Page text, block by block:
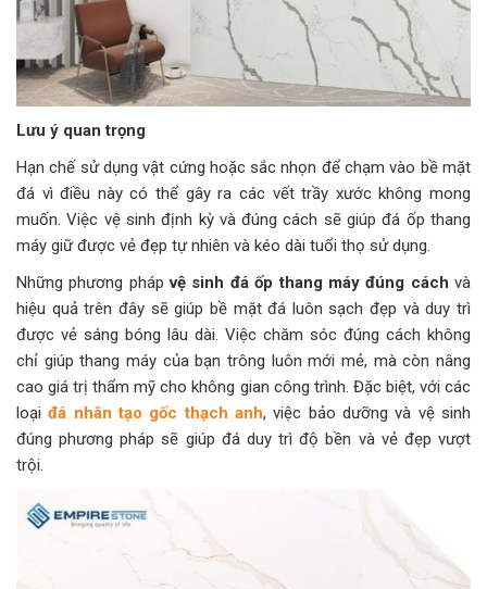
Lưu ý quan trọng
Hạn chế sử dụng vật cứng hoặc sắc nhọn để chạm vào bề mặt
đá vì điều này có thể gây ra các vết trầy xước không mong
muốn. Việc vệ sinh định kỳ và đúng cách sẽ giúp đá ốp thang
máy giữ được vẻ đẹp tự nhiên và kéo dài tuổi thọ sử dụng.
Những phương phápvệ sinh đá ốp thang máy đúng cách và
hiệu quả trên đây sẽ giúp bề mặt đá luôn sạch đẹp và duy trì
được vẻ sáng bóng lâu dài. Việc chăm sóc đúng cách không
chỉ giúp thang máy của bạn trông luôn mới mẻ, mà còn nâng
cao giá trị thẩm mỹ cho không gian công trình. Đặc biệt, với các
loạiđá nhân tạo gốc thạch anh, việc bảo dưỡng và vệ sinh
đúng phương pháp sẽ giúp đá duy trì độ bền và vẻ đẹp vượt
trội.